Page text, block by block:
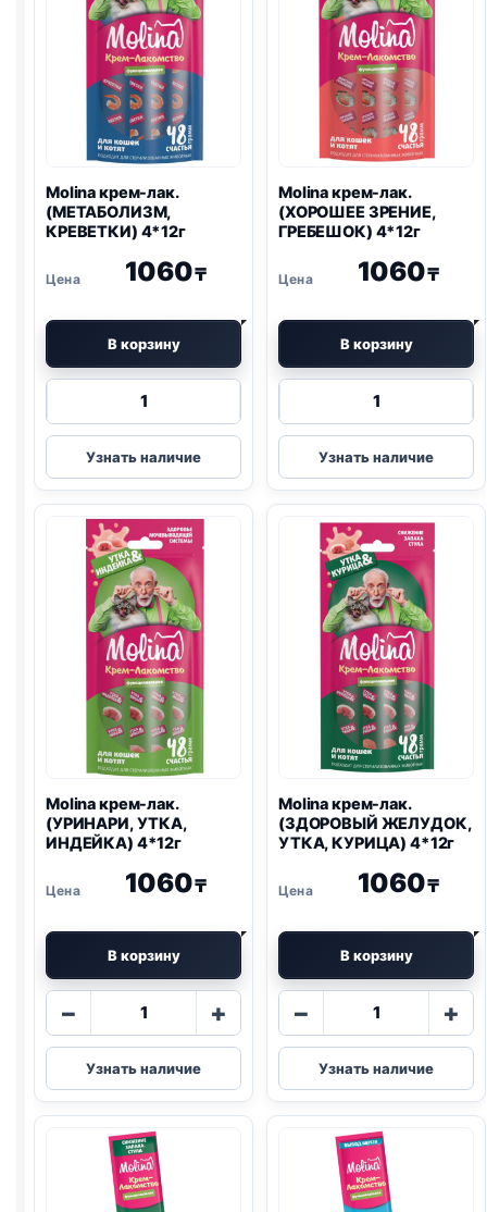
Molina крем-лак.
(МЕТАБОЛИЗМ,
КРЕВЕТКИ) 4*12г
1060₸
В корзину
Количество
Molina
крем-
лак.
(МЕТАБОЛИЗМ,
КРЕВЕТКИ)
4*12г
Узнать наличие
Molina крем-лак.
(ХОРОШЕЕ ЗРЕНИЕ,
ГРЕБЕШОК) 4*12г
1060₸
В корзину
Количество
Molina
крем-
лак.
ЗРЕНИЕ,
ГРЕБЕШОК)
4*12г
Узнать наличие
Molina крем-лак.
(УРИНАРИ, УТКА,
ИНДЕЙКА) 4*12г
1060₸
В корзину
−
Количество
Molina
крем-
лак.
(УРИНАРИ,
УТКА,
ИНДЕЙКА)
4*12г
+
Узнать наличие
Molina крем-лак.
(ЗДОРОВЫЙ ЖЕЛУДОК,
УТКА, КУРИЦА) 4*12г
1060₸
В корзину
−
Количество
Molina
крем-
лак.
(ЗДОРОВЫЙ
ЖЕЛУДОК,
УТКА,
КУРИЦА)
+
Узнать наличие